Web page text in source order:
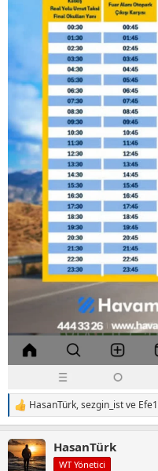
T
e
k
i
HasanTürk,sezgin_istve
HasanTürk
WT Yönetici